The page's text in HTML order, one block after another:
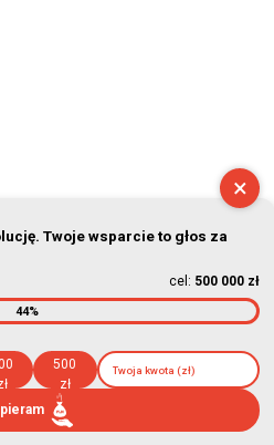
×
Twoje wsparcie to głos za
cel: 500 000 zł
44%
500
zł